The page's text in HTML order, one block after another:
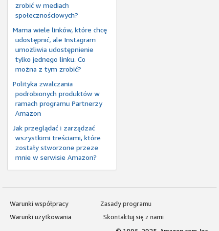
zrobić w mediach
społecznościowych?
Mama wiele linków, które chcę
udostępnić, ale Instagram
umożliwia udostępnienie
tylko jednego linku. Co
można z tym zrobić?
Polityka zwalczania
podrobionych produktów w
ramach programu Partnerzy
Amazon
Jak przeglądać i zarządzać
wszystkimi treściami, które
zostały stworzone przeze
mnie w serwisie Amazon?
Warunki współpracy
Zasady programu
Warunki użytkowania
Skontaktuj się z nami